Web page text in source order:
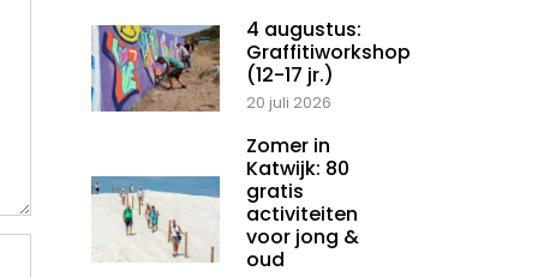
4 augustus:
Graffitiworkshop
(12-17 jr.)
20 juli 2026
Zomer in
Katwijk: 80
gratis
activiteiten
voor jong &
oud